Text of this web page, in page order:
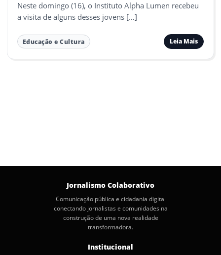
Neste domingo (16), o Instituto Alpha Lumen recebeu
a visita de alguns desses jovens […]
Educação e Cultura Leia Mais
Jornalismo Colaborativo
Comunicação pública e cidadania digital
conectando jornalistas e comunidades na
construção de uma nova realidade
transformadora.
Institucional